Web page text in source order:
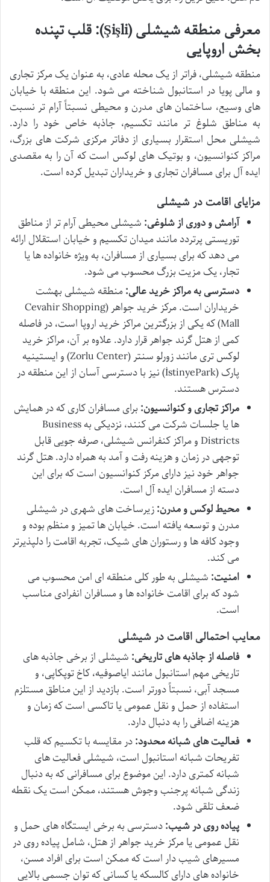
معرفی منطقه شیشلی (Şişli): قلب تپنده
بخش اروپایی
منطقه شیشلی، فراتر از یک محله عادی، به عنوان یک مرکز تجاری
و مالی پویا در استانبول شناخته می شود. این منطقه با خیابان
های وسیع، ساختمان های مدرن و محیطی نسبتاً آرام تر نسبت
به مناطق شلوغ تر مانند تکسیم، جاذبه خاص خود را دارد.
شیشلی محل استقرار بسیاری از دفاتر مرکزی شرکت های بزرگ،
مراکز کنوانسیون، و بوتیک های لوکس است که آن را به مقصدی
ایده آل برای مسافران تجاری و خریداران تبدیل کرده است.
مزایای اقامت در شیشلی
آرامش و دوری از شلوغی: شیشلی محیطی آرام تر از مناطق
توریستی پرتردد مانند میدان تکسیم و خیابان استقلال ارائه
می دهد که برای بسیاری از مسافران، به ویژه خانواده ها یا
تجار، یک مزیت بزرگ محسوب می شود.
دسترسی به مراکز خرید عالی:منطقه شیشلی بهشت
خریداران است. مرکز خرید جواهر (Cevahir Shopping
Mall) که یکی از بزرگترین مراکز خرید اروپا است، در فاصله
کمی از هتل گرند جواهر قرار دارد. علاوه بر آن، مراکز خرید
لوکس تری مانند زورلو سنتر (Zorlu Center) و ایستینیه
پارک (İstinyePark) نیز با دسترسی آسان از این منطقه در
دسترس هستند.
مراکز تجاری و کنوانسیون: برای مسافران کاری که در همایش
ها یا جلسات شرکت می کنند، نزدیکی به Business
Districts و مراکز کنفرانس شیشلی، صرفه جویی قابل
توجهی در زمان و هزینه رفت و آمد به همراه دارد. هتل گرند
جواهر خود نیز دارای مرکز کنوانسیون است که برای این
دسته از مسافران ایده آل است.
محیط لوکس و مدرن:زیرساخت های شهری در شیشلی
مدرن و توسعه یافته است. خیابان ها تمیز و منظم بوده و
وجود کافه ها و رستوران های شیک، تجربه اقامت را دلپذیرتر
می کند.
امنیت: شیشلی به طور کلی منطقه ای امن محسوب می
شود که برای اقامت خانواده ها و مسافران انفرادی مناسب
است.
معایب احتمالی اقامت در شیشلی
فاصله از جاذبه های تاریخی: شیشلی از برخی جاذبه های
تاریخی مهم استانبول مانند ایاصوفیه، کاخ توپکاپی، و
مسجد آبی، نسبتاً دورتر است. بازدید از این مناطق مستلزم
استفاده از حمل و نقل عمومی یا تاکسی است که زمان و
هزینه اضافی را به دنبال دارد.
فعالیت های شبانه محدود:در مقایسه با تکسیم که قلب
تفریحات شبانه استانبول است، شیشلی فعالیت های
شبانه کمتری دارد. این موضوع برای مسافرانی که به دنبال
زندگی شبانه پرجنب وجوش هستند، ممکن است یک نقطه
ضعف تلقی شود.
پیاده روی در شیب:دسترسی به برخی ایستگاه های حمل و
نقل عمومی یا مرکز خرید جواهر از هتل، شامل پیاده روی در
مسیرهای شیب دار است که ممکن است برای افراد مسن،
خانواده های دارای کالسکه یا کسانی که توان جسمی بالایی